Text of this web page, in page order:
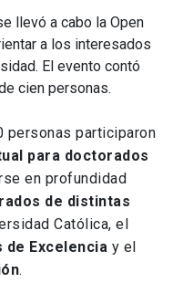
llevó a cabo la Open
a los interesados
El evento contó
cien personas.
personas participaron
para doctorados
en profundidad
de distintas
Católica, el
de Excelencia y el
.